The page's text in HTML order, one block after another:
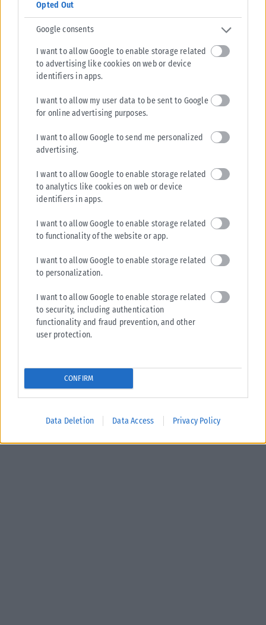
Opted Out
Google consents
I want to allow Google to enable storage related
to advertising like cookies on web or device
identifiers in apps.
I want to allow my user data to be sent to Google
for online advertising purposes.
I want to allow Google to send me personalized
advertising.
I want to allow Google to enable storage related
to analytics like cookies on web or device
identifiers in apps.
I want to allow Google to enable storage related
to functionality of the website or app.
I want to allow Google to enable storage related
to personalization.
I want to allow Google to enable storage related
to security, including authentication
functionality and fraud prevention, and other
user protection.
CONFIRM
Data Deletion Data Access Privacy Policy
Σε εξέλιξη βρίσκονται οι διαδικασίες κρατικής αρωγής για τις περιοχές
που επλήγησαν από τις πρόσφατες πυρκαγιές, με τις αρμόδιες αρχές...